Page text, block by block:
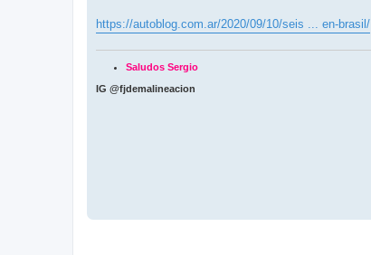
j
e
https://autoblog.com.ar/2020/09/10/seis ... en-brasil/
Saludos Sergio
IG @fjdemalineacion